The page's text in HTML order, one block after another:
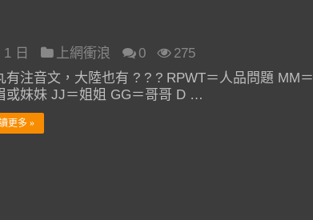
日 上網衝浪 0
275
有注音文，大陸也有 ? ? ? RPWT＝人品問題 MM＝
或妹妹 JJ＝姐姐 GG＝哥哥 D …
更多 »